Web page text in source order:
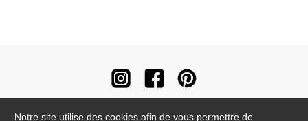
Notre site utilise des cookies afin de vous permettre de